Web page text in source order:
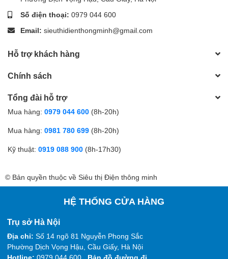
Số điện thoại: 0979 044 600
Email: sieuthidienthongminh@gmail.com
Hỗ trợ khách hàng
Chính sách
Tổng đài hỗ trợ
Mua hàng: 0979 044 600 (8h-20h)
Mua hàng: 0981 780 699 (8h-20h)
Kỹ thuật: 0919 088 900 (8h-17h30)
© Bản quyền thuộc về Siêu thị Điện thông minh
HỆ THỐNG CỬA HÀNG
Trụ sở Hà Nội
Địa chỉ: Số 14 ngõ 81 Nguyễn Phong Sắc
Phường Dịch Vọng Hậu, Cầu Giấy, Hà Nội